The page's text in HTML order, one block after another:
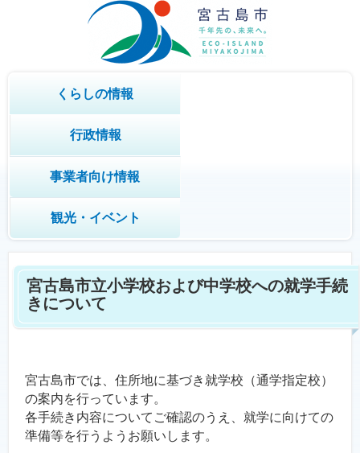
くらしの情報
行政情報
事業者向け情報
観光・イベント
宮古島市立小学校および中学校への就学手続
きについて
宮古島市では、住所地に基づき就学校（通学指定校）
の案内を行っています。
各手続き内容についてご確認のうえ、就学に向けての
準備等を行うようお願いします。